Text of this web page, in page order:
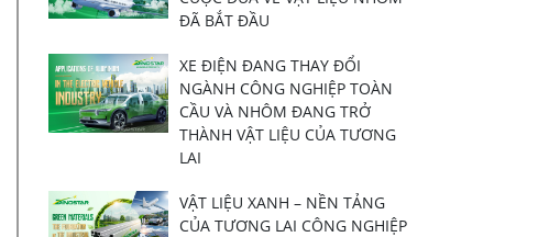
ĐÃ BẮT ĐẦU
XE ĐIỆN ĐANG THAY ĐỔI
NGÀNH CÔNG NGHIỆP TOÀN
CẦU VÀ NHÔM ĐANG TRỞ
THÀNH VẬT LIỆU CỦA TƯƠNG
LAI
VẬT LIỆU XANH – NỀN TẢNG
CỦA TƯƠNG LAI CÔNG NGHIỆP